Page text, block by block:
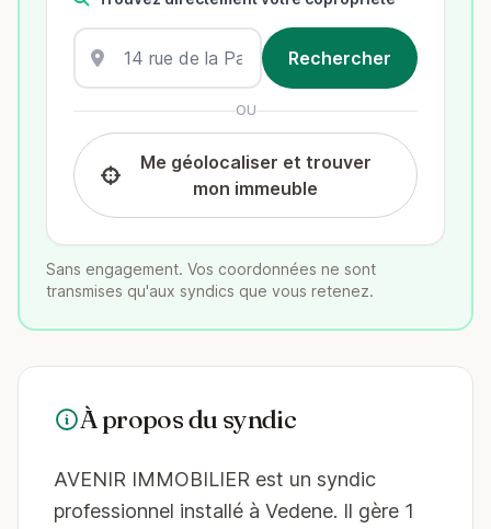
OU
Me géolocaliser et trouver
mon immeuble
Sans engagement. Vos coordonnées ne sont
transmises qu'aux syndics que vous retenez.
À propos du syndic
AVENIR IMMOBILIER est un syndic
professionnel installé à Vedene. Il gère 1